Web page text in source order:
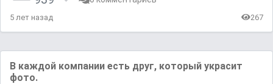
5 лет назад 267
В каждой компании есть друг, который украсит
фото.